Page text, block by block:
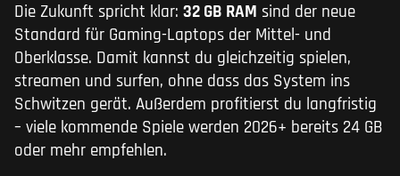
Die Zukunft spricht klar: 32 GB RAM sind der neue
Standard für Gaming-Laptops der Mittel- und
Oberklasse. Damit kannst du gleichzeitig spielen,
streamen und surfen, ohne dass das System ins
Schwitzen gerät. Außerdem profitierst du langfristig
– viele kommende Spiele werden 2026+ bereits 24 GB
oder mehr empfehlen.